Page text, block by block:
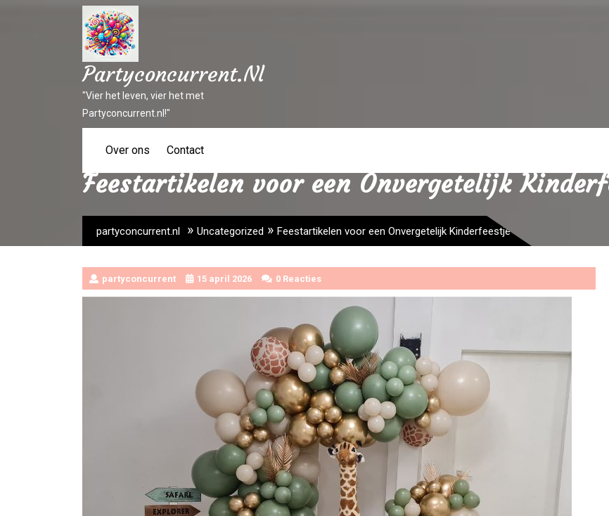
Partyconcurrent.nl
"Vier het leven, vier het met
Partyconcurrent.nl!"
Over ons Contact
Feestartikelen voor een Onvergetelijk
partyconcurrent.nl » Uncategorized » Feestartikelen voor een Onvergetelijk Kinderfeestje
partyconcurrent 15 april 2026 0 Reacties